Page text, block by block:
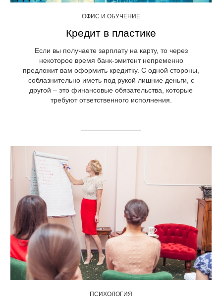
ОФИС И ОБУЧЕНИЕ
Кредит в пластике
Если вы получаете зарплату на карту, то через
некоторое время банк-эмитент непременно
предложит вам оформить кредитку. С одной стороны,
соблазнительно иметь под рукой лишние деньги, с
другой – это финансовые обязательства, которые
требуют ответственного исполнения.
ПСИХОЛОГИЯ